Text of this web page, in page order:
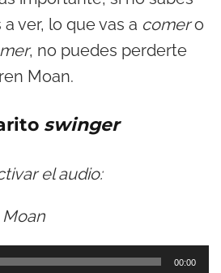
ver, lo que vas a comero
, no puedes perderte
Moan.
swinger
el audio:
00:00